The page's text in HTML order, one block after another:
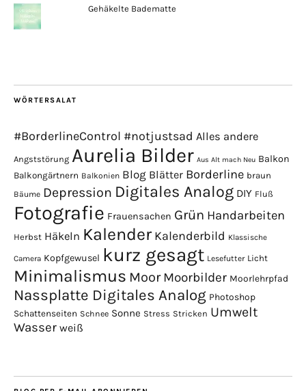
Gehäkelte Badematte
WÖRTERSALAT
#BorderlineControl #notjustsad Alles andere
Angststörung Aurelia Bilder Aus Alt mach Neu Balkon
Balkongärtnern Balkonien Blog Blätter Borderline braun
Bäume Depression Digitales Analog DIY Fluß
Fotografie Frauensachen Grün Handarbeiten
Herbst Häkeln Kalender Kalenderbild Klassische
Camera Kopfgewusel kurz gesagt Lesefutter Licht
Minimalismus Moor Moorbilder Moorlehrpfad
Nassplatte Digitales Analog Photoshop
Schattenseiten Schnee Sonne Stress Stricken Umwelt
Wasser weiß